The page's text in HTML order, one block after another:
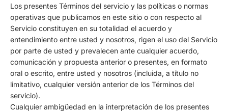
Los presentes Términos del servicio y las políticas o normas
operativas que publicamos en este sitio o con respecto al
Servicio constituyen en su totalidad el acuerdo y
entendimiento entre usted y nosotros, rigen el uso del Servicio
por parte de usted y prevalecen ante cualquier acuerdo,
comunicación y propuesta anterior o presentes, en formato
oral o escrito, entre usted y nosotros (incluida, a título no
limitativo, cualquier versión anterior de los Términos del
servicio).
Cualquier ambigüedad en la interpretación de los presentes